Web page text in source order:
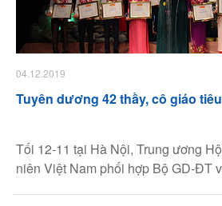
04.12.2019
​Tuyên dương 42 thầy, cô giáo
Tối 12-11 tại Hà Nội, Trung ương
niên Việt Nam phối hợp Bộ GD-ĐT